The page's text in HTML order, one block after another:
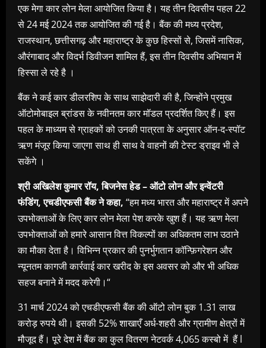
एक मेगा कार लोन मेला आयोजित किया है। यह तीन दिवसीय पहल 22
से 24 मई 2024 तक आयोजित की गई है। बैंक की मध्य प्रदेश,
राजस्थान, छत्तीसगढ़ और महाराष्ट्र के कुछ हिस्सों से, जिसमें नासिक,
औरंगाबाद और विदर्भ डिवीजन शामिल हैं, इस तीन दिवसीय अभियान में
हिस्सा ले रहे है ।
बैंक ने कई कार डीलरशिप के साथ साझेदारी की है, जिन्होंने प्रमुख
ऑटोमोबाइल ब्रांडस के नवीनतम कार मॉडल प्रदर्शित किए हैं। इस
पहल के माध्यम से ग्राहकों को उनकी पात्रता के अनुसार ऑन-द-स्पॉट
ऋण मंजूर किया जाएगा साथ ही साथ वे वाहनों की टेस्ट ड्राइव भी ले
सकेंगे ।
श्री अखिलेश कुमार रॉय, बिजनेस हेड – ऑटो लोन और इन्वेंटरी
फंडिंग, एचडीएफसी बैंक ने कहा, “हम मध्य भारत और महाराष्ट्र में अपने
उपभोक्ताओं के लिए कार लोन मेला पेश करके खुश हैं। यह ऋण मेला
उपभोक्ताओं को हमारे आसान वित्त विकल्पों का अधिकतम लाभ उठाने
का मौका देता है। विभिन्न प्रकार की पुनर्भुगतान कॉन्फ़िगरेशन और
न्यूनतम कागजी कार्रवाई कार खरीद के इस अवसर को और भी अधिक
सहज बनाने में मदद करेगी।“
31 मार्च 2024 को एचडीएफसी बैंक की ऑटो लोन बुक 1.31 लाख
करोड़ रुपये थी। इसकी 52% शाखाएँ अर्ध-शहरी और ग्रामीण क्षेत्रों में
मौजूद हैं। पूरे देश में बैंक का कुल वितरण नेटवर्क 4,065 कस्बो में हैं l